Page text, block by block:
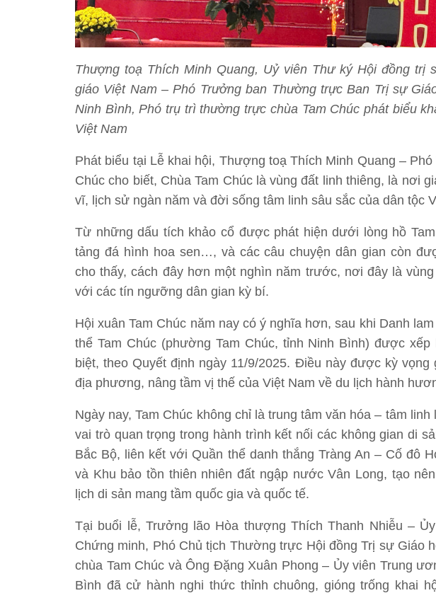
Thượng toạ Thích Minh Quang, Uỷ viên Thư ký Hội đồng trị
giáo Việt Nam – Phó Trưởng ban Thường trực Ban Trị sự
Ninh Bình, Phó trụ trì thường trực chùa Tam Chúc phát biểu
Việt Nam
Phát biểu tại Lễ khai hội, Thượng toạ Thích Minh Quang –
Chúc cho biết, Chùa Tam Chúc là vùng đất linh thiêng, là nơi
vĩ, lịch sử ngàn năm và đời sống tâm linh sâu sắc của dân tộc
Từ những dấu tích khảo cổ được phát hiện dưới lòng hồ
tảng đá hình hoa sen…, và các câu chuyện dân gian còn
cho thấy, cách đây hơn một nghìn năm trước, nơi đây là
với các tín ngưỡng dân gian kỳ bí.
Hội xuân Tam Chúc năm nay có ý nghĩa hơn, sau khi Danh
thể Tam Chúc (phường Tam Chúc, tỉnh Ninh Bình) được
biệt, theo Quyết định ngày 11/9/2025. Điều này được kỳ vọng
địa phương, nâng tầm vị thế của Việt Nam về du lịch hành
Ngày nay, Tam Chúc không chỉ là trung tâm văn hóa – tâm
vai trò quan trọng trong hành trình kết nối các không gian di
Bắc Bộ, liên kết với Quần thể danh thắng Tràng An – Cố đô
và Khu bảo tồn thiên nhiên đất ngập nước Vân Long, tạo
lịch di sản mang tầm quốc gia và quốc tế.
Tại buổi lễ, Trưởng lão Hòa thượng Thích Thanh Nhiễu –
Chứng minh, Phó Chủ tịch Thường trực Hội đồng Trị sự Giáo
chùa Tam Chúc và Ông Đặng Xuân Phong – Ủy viên Trung
Bình đã cử hành nghi thức thỉnh chuông, gióng trống khai